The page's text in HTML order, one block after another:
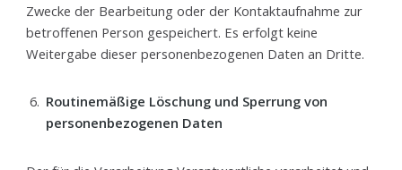
Zwecke der Bearbeitung oder der Kontaktaufnahme zur
betroffenen Person gespeichert. Es erfolgt keine
Weitergabe dieser personenbezogenen Daten an Dritte.
Routinemäßige Löschung und Sperrung von
personenbezogenen Daten